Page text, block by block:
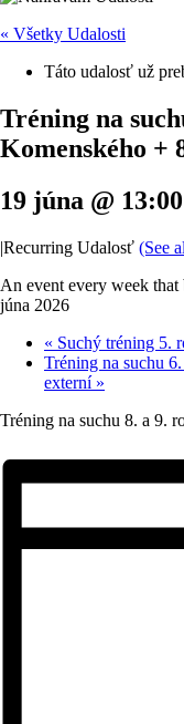
« Všetky Udalosti
Táto udalosť už
Tréning na
Komenského +
19 júna @ 13:00
|Recurring Udalosť (See
An event every week
júna 2026
« Suchý tréning 5.
Tréning na suchu
externí »
Tréning na suchu 8. a 9.